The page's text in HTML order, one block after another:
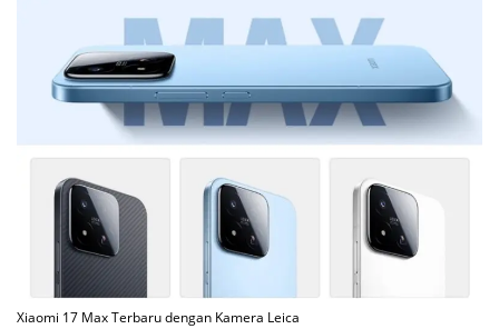
Xiaomi 17 Max Terbaru dengan Kamera Leica